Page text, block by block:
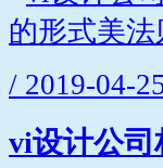
/ 2019-04-
vi设计公司